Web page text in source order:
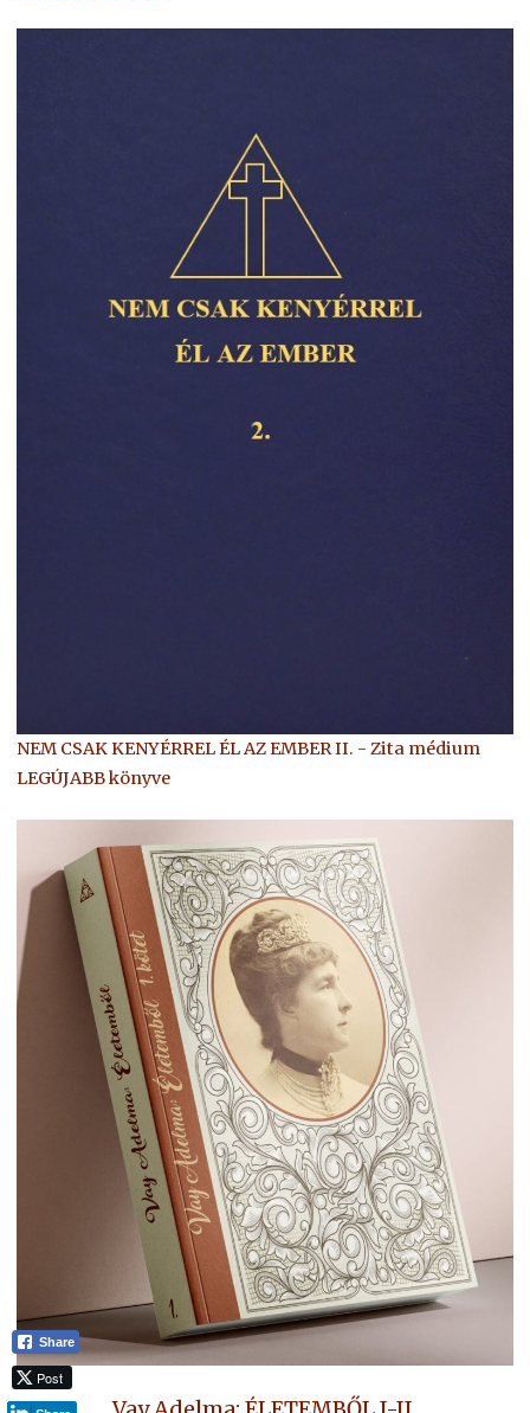
NEM CSAK KENYÉRREL ÉL AZ EMBER II. - Zita médium
LEGÚJABB könyve
Share
Post